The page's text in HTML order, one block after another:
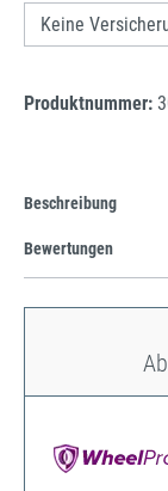
Produktnummer:
Beschreibung
Bewertungen